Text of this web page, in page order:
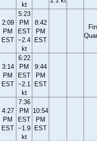
kt
2:09
PM
EST
5:23
PM
EST
−2.4
kt
8:42
PM
EST
3:14
PM
EST
6:22
PM
EST
−2.1
kt
9:44
PM
EST
4:27
PM
EST
7:36
PM
EST
−1.9
kt
10:54
PM
EST